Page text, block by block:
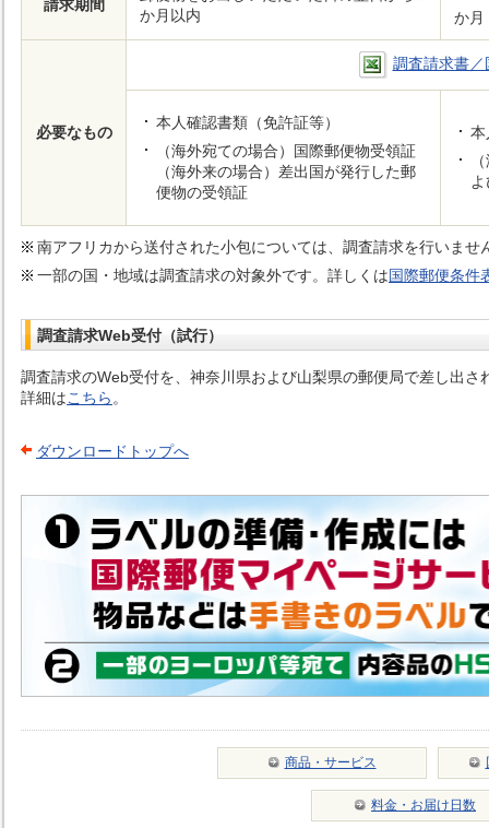
請求期間
か月以内
か月
必要なもの
調査請求書
本人確認書類（免許証等）
（海外宛ての場合）国際郵便物受領証
（海外来の場合）差出国が発行した郵
便物の受領証
本
南アフリカから送付された小包については、調査請求を行いませ
一部の国・地域は調査請求の対象外です。詳しくは国際郵便条件
調査請求Web受付（試行）
調査請求のWeb受付を、神奈川県および山梨県の郵便局で差し出
詳細はこちら 。
ダウンロードトップへ
商品・サービス
料金・お届け日数